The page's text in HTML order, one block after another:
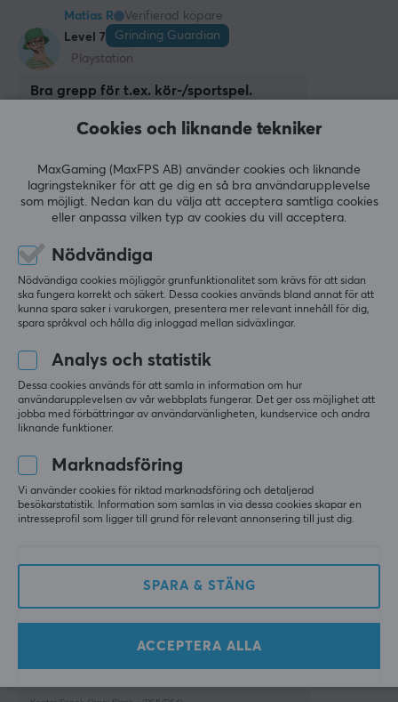
Matias R
Verifierad köpare
Level 7
Grinding Guardian
Playstation
Bra grepp för t.ex. kör-/sportspel.
Bra grepp.
Slits snabbt.
Visa original
KontrolFreek Omni Blue - (PS5/PS4)
i fjol
1 like
Sivert J
Verifierad köpare
Level 9
Respawned Knight
PC
Kvalitet!
Bra kvalitet!
Visa original
2 likes
Aleksander Ø
Verifierad köpare
Comfy Immortal
Cookies och liknande tekniker
MaxGaming (MaxFPS AB) använder cookies och liknande
lagringstekniker för att ge dig en så bra användarupplevelse
som möjligt. Nedan kan du välja att acceptera samtliga cookies
eller anpassa vilken typ av cookies du vill acceptera.
Nödvändiga
Nödvändiga cookies möjliggör grunfunktionalitet som krävs för att sidan
ska fungera korrekt och säkert. Dessa cookies används bland annat för att
kunna spara saker i varukorgen, presentera mer relevant innehåll för dig,
spara språkval och hålla dig inloggad mellan sidväxlingar.
Analys och statistik
Dessa cookies används för att samla in information om hur
användarupplevelsen av vår webbplats fungerar. Det ger oss möjlighet att
jobba med förbättringar av användarvänligheten, kundservice och andra
liknande funktioner.
Marknadsföring
Vi använder cookies för riktad marknadsföring och detaljerad
besökarstatistik. Information som samlas in via dessa cookies skapar en
intresseprofil som ligger till grund för relevant annonsering till just dig.
SPARA & STÄNG
ACCEPTERA ALLA